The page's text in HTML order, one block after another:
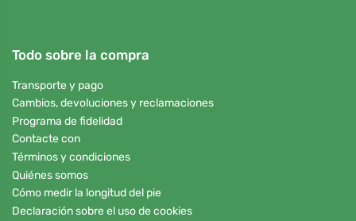
Todo sobre la compra
Transporte y pago
Cambios, devoluciones y reclamaciones
Programa de fidelidad
Contacte con
Términos y condiciones
Quiénes somos
Cómo medir la longitud del pie
Declaración sobre el uso de cookies